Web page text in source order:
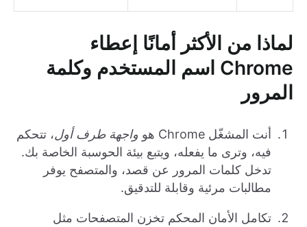
لماذا من الأكثر أمانًا إعطاء
Chrome اسم المستخدم وكلمة
المرور
أنت المشغّل Chrome هو واجهة طرف أول، تتحكم
فيه، وترى ما يفعله، ويتبع بيئة الحوسبة الخاصة بك.
تدخل كلمات المرور عن قصد، والمتصفح يوفر
مطالبات مرئية وقابلة للتدقيق.
تكامل الأمان المحكم تخزن المتصفحات مثل